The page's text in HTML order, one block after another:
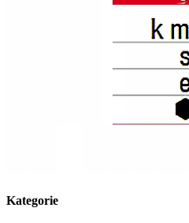
Kategorie